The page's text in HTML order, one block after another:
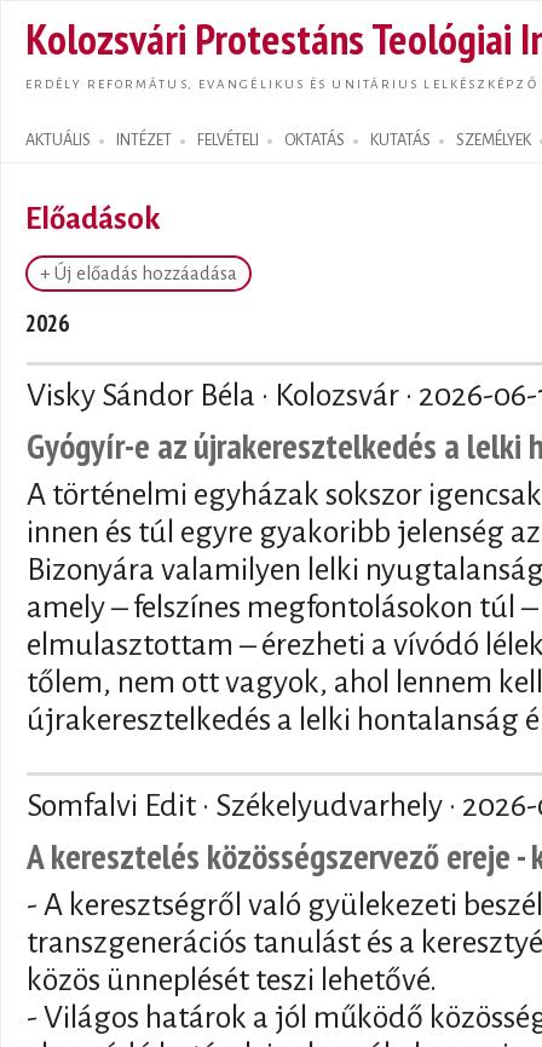
Kolozsvári Protestáns Teológiai
ERDÉLY REFORMÁTUS, EVANGÉLIKUS ÉS UNITÁRIUS LELKÉSZKÉPZŐ
AKTUÁLIS INTÉZET FELVÉTELI OKTATÁS KUTATÁS SZEMÉLYEK
Search form
Előadások
+ Új előadás hozzáadása
2026
Visky Sándor Béla · Kolozsvár · 2026-06-
Gyógyír-e az újrakeresztelkedés a lelki
A történelmi egyházak sokszor
innen és túl egyre gyakoribb jelenség
Bizonyára valamilyen lelki
amely – felszínes megfontolásokon túl
elmulasztottam – érezheti a vívódó
tőlem, nem ott vagyok, ahol lennem
újrakeresztelkedés a lelki hontalanság
Somfalvi Edit · Székelyudvarhely ·
A keresztelés közösségszervező ereje -
- A keresztségről való gyülekezeti
transzgenerációs tanulást és a
közös ünneplését teszi lehetővé.
- Világos határok a jól működő